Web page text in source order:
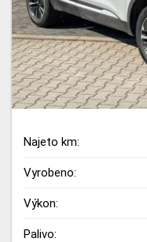
Najeto km:
Vyrobeno:
Výkon:
Palivo: